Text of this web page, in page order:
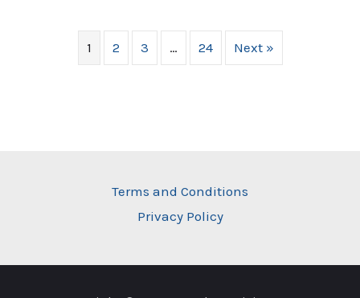
1 2 3 … 24 Next »
Terms and Conditions
Privacy Policy